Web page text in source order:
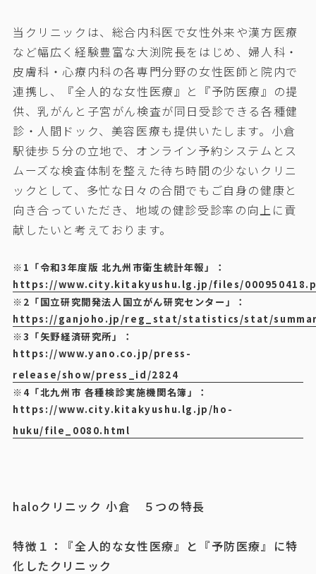
当クリニックは、総合内科医で女性外来や漢方医療
など幅広く経験豊富な大渕院長をはじめ、婦人科・
皮膚科・心療内科の各専門分野の女性医師と院内で
連携し、『全人的な女性医療』と『予防医療』の提
供、乳がんと子宮がん検査が同日受診できる各種健
診・人間ドック、美容医療も提供いたします。小倉
駅徒歩５分の立地で、オンライン予約システムとス
ムーズな検査体制を整えた待ち時間の少ないクリニ
ックとして、多忙な日々の合間でもご自身の健康と
向き合っていただき、地域の健診受診率の向上に貢
献したいと考えております。
※1「令和3年度版 北九州市衛生統計年報」：
https://www.city.kitakyushu.lg.jp/files/
※2「国立研究開発法人国立がん研究センター」：
https://ganjoho.jp/reg_stat/statistics/stat/
※3「矢野経済研究所」：
https://www.yano.co.jp/press-
release/show/press_id/2824
※4「北九州市 各種検診実施機関名簿」：
https://www.city.kitakyushu.lg.jp/ho-
huku/file_0080.html
haloクリニック 小倉 ５つの特長
特徴１：『全人的な女性医療』と『予防医療』に特
化したクリニック